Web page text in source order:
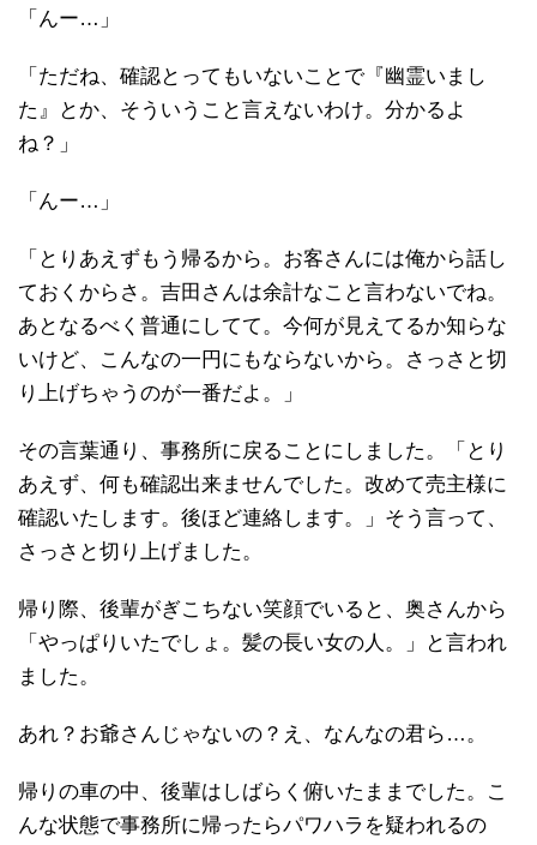
「んー…」
「ただね、確認とってもいないことで『幽霊いまし
た』とか、そういうこと言えないわけ。分かるよ
ね？」
「んー…」
「とりあえずもう帰るから。お客さんには俺から話し
ておくからさ。吉田さんは余計なこと言わないでね。
あとなるべく普通にしてて。今何が見えてるか知らな
いけど、こんなの一円にもならないから。さっさと切
り上げちゃうのが一番だよ。」
その言葉通り、事務所に戻ることにしました。「とり
あえず、何も確認出来ませんでした。改めて売主様に
確認いたします。後ほど連絡します。」そう言って、
さっさと切り上げました。
帰り際、後輩がぎこちない笑顔でいると、奥さんから
「やっぱりいたでしょ。髪の長い女の人。」と言われ
ました。
あれ？お爺さんじゃないの？え、なんなの君ら…。
帰りの車の中、後輩はしばらく俯いたままでした。こ
んな状態で事務所に帰ったらパワハラを疑われるの